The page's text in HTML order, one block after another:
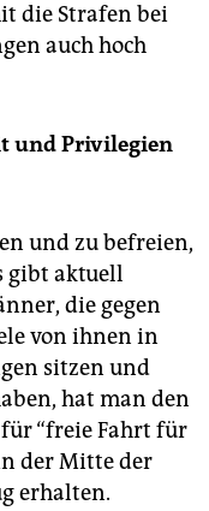
die Strafen bei
auch hoch
und Privilegien
und zu befreien,
gibt aktuell
die gegen
von ihnen in
sitzen und
hat man den
“freie Fahrt für
der Mitte der
erhalten.